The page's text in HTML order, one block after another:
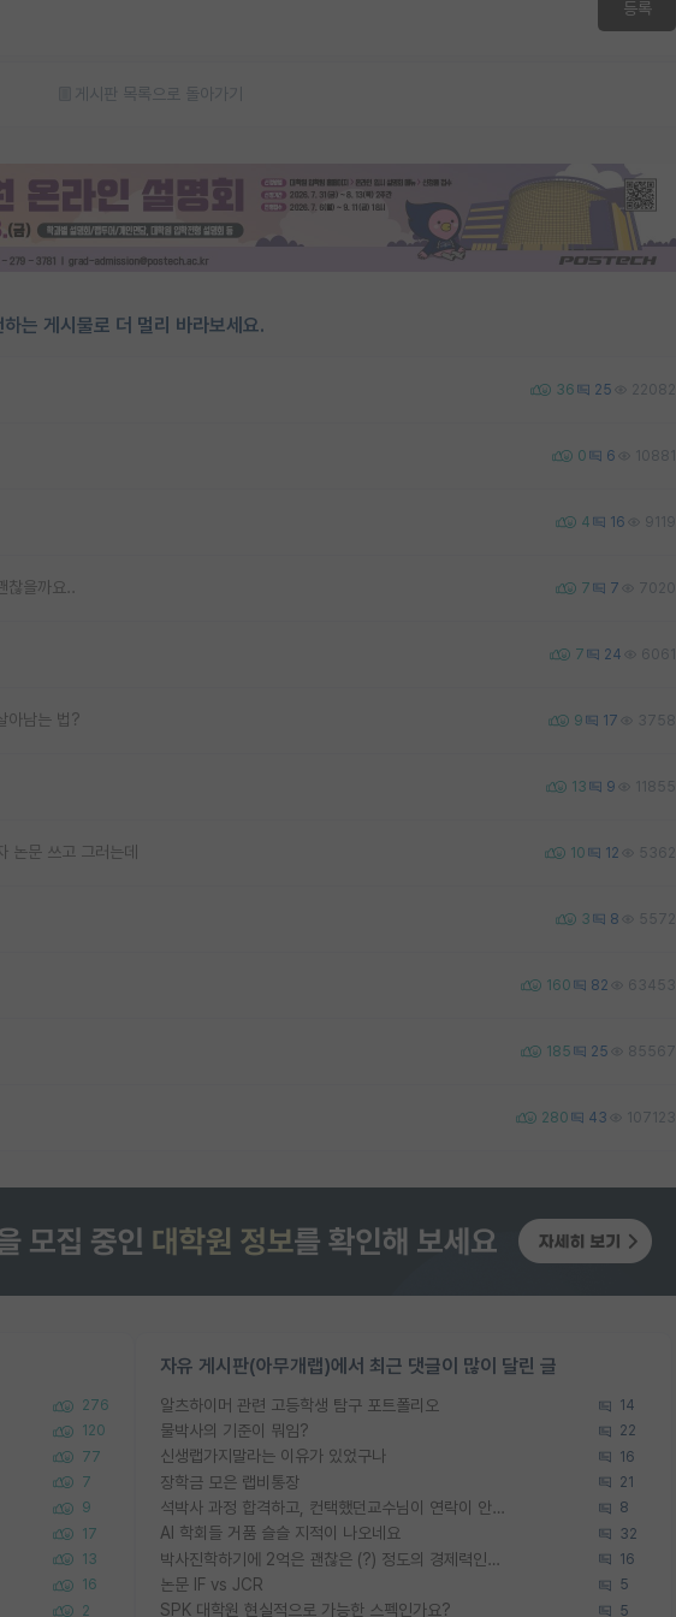
등록
게시판 목록으로 돌아가기
는 게시물로 더 멀리 바라보세요.
36 25 22082
0 6 10881
4 16 9119
을까요.. 7 7 7020
7 24 6061
아남는 법? 9 17 3758
13 9 11855
논문 쓰고 그러는데 10 12 5362
3 8 5572
160 82 63453
185 25 85567
280 43 107123
276
120
77
7
9
17
13
16
2
자유 게시판(아무개랩)에서 최근 댓글이 많이 달린 글
알츠하이머 관련 고등학생 탐구 포트폴리오 14
물박사의 기준이 뭐임? 22
신생랩가지말라는 이유가 있었구나 16
장학금 모은 랩비통장 21
석박사 과정 합격하고, 컨택했던교수님이 연락이 안됩니다... 8
AI 학회들 거품 슬슬 지적이 나오네요 32
박사진학하기에 2억은 괜찮은 (?) 정도의 경제력인가요 16
논문 IF vs JCR 5
SPK 대학원 현실적으로 가능한 스펙인가요? 5